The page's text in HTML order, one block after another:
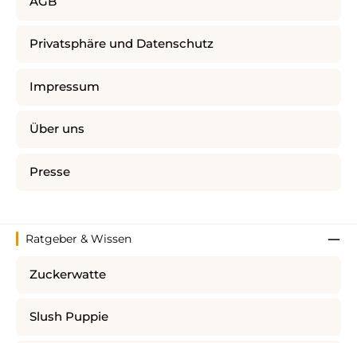
Privatsphäre und Datenschutz
Impressum
Über uns
Presse
Ratgeber & Wissen
Zuckerwatte
Slush Puppie